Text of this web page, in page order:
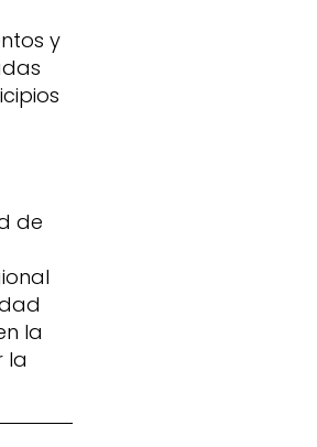
y
de
la
la